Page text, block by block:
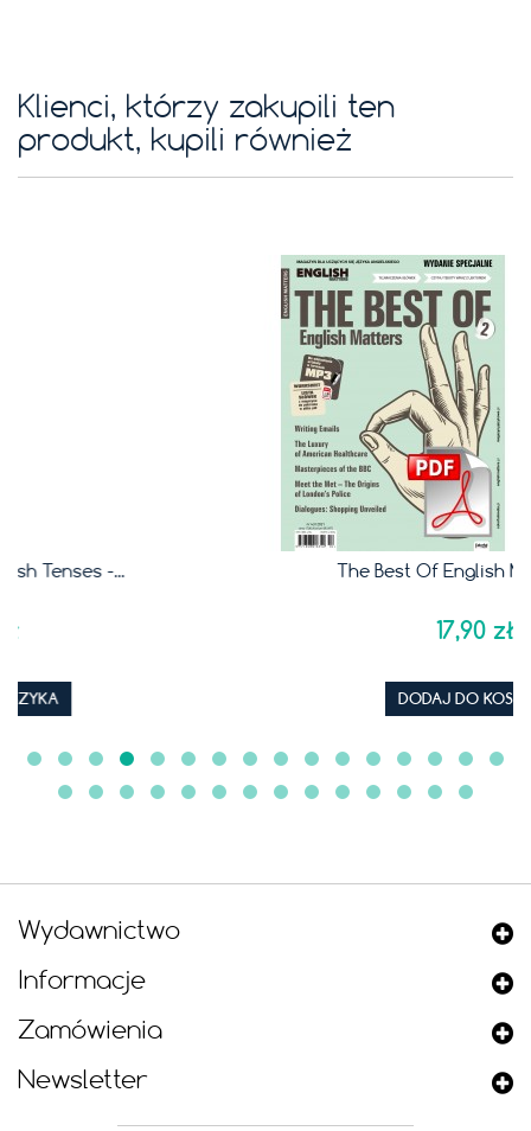
Klienci, którzy zakupili ten
produkt, kupili również
The Best Of English Matters 2 -...
Wydawnictwo
Informacje
Zamówienia
Newsletter